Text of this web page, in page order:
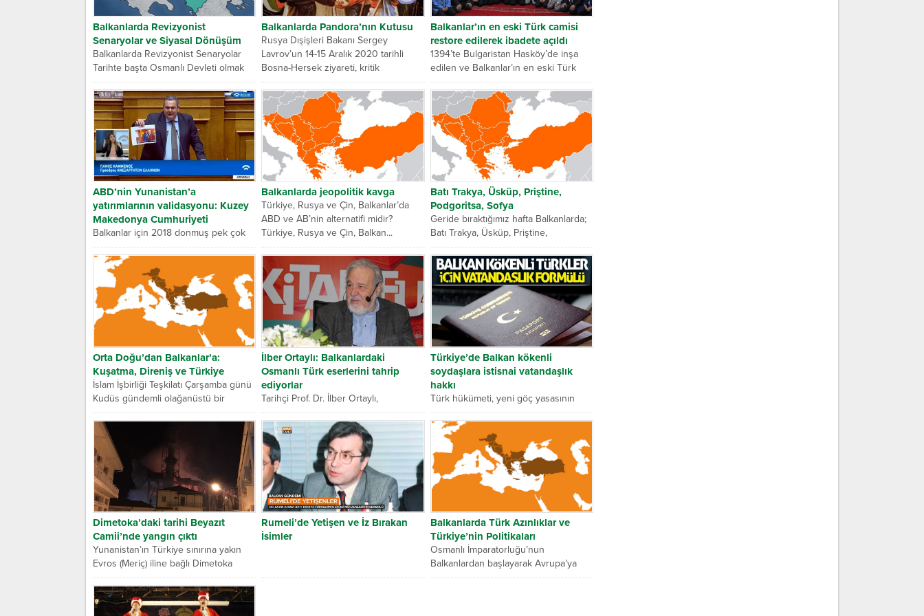
Balkanlarda Revizyonist
Senaryolar ve Siyasal Dönüşüm
Balkanlarda Revizyonist Senaryolar
Tarihte başta Osmanlı Devleti olmak
üzere birçok devlete ev sahipliği
yapan Balkanlar,...
Balkanlarda Pandora’nın Kutusu
Rusya Dışişleri Bakanı Sergey
Lavrov’un 14-15 Aralık 2020 tarihli
Bosna-Hersek ziyareti, kritik
gelişmelerin habercisi gibiydi....
Balkanlar’ın en eski Türk camisi
restore edilerek ibadete açıldı
1394’te Bulgaristan Hasköy’de inşa
edilen ve Balkanlar’ın en eski Türk
camisi olarak bilinen Eski Cami...
ABD’nin Yunanistan’a
yatırımlarının validasyonu: Kuzey
Makedonya Cumhuriyeti
Balkanlar için 2018 donmuş pek çok
soruna hızlıca çözüm üretilen bir yıl
oldu. O kadar...
Balkanlarda jeopolitik kavga
Türkiye, Rusya ve Çin, Balkanlar’da
ABD ve AB’nin alternatifi midir?
Türkiye, Rusya ve Çin, Balkan...
Batı Trakya, Üsküp, Priştine,
Podgoritsa, Sofya
Geride bıraktığımız hafta Balkanlarda;
Batı Trakya, Üsküp, Priştine,
Podgoritsa ve Sofya’da, ülkemizi de
yakından ilgilendiren...
Orta Doğu’dan Balkanlar’a:
Kuşatma, Direniş ve Türkiye
İslam İşbirliği Teşkilatı Çarşamba günü
Kudüs gündemli olağanüstü bir
toplantı gerçekleştirdi.
Cumhurbaşkanımız Recep Tayyip
Erdoğan’ın...
İlber Ortaylı: Balkanlardaki
Osmanlı Türk eserlerini tahrip
ediyorlar
Tarihçi Prof. Dr. İlber Ortaylı,
Balkanlardaki Osmanlı Türk eserlerini
Balkan milletlerinin tahrip ettiğini
belirterek, “Mesela...
Türkiye’de Balkan kökenli
soydaşlara istisnai vatandaşlık
hakkı
Türk hükümeti, yeni göç yasasının
çıkmasının ardından Türkiye’de
yaşayan Balkan kökenli Türk
soyluların mağduriyetlerini ortadan...
Dimetoka’daki tarihi Beyazıt
Camii’nde yangın çıktı
Yunanistan’ın Türkiye sınırına yakın
Evros (Meriç) iline bağlı Dimetoka
kentindeki tarihi Beyazıt (Çelebi
Mehmet) Camisi’nde...
Rumeli’de Yetişen ve İz Bırakan
İsimler
Balkanlarda Türk Azınlıklar ve
Türkiye’nin Politikaları
Osmanlı İmparatorluğu’nun
Balkanlardan başlayarak Avrupa’ya
doğru yayılmaya başladığı 14. yüzyıl